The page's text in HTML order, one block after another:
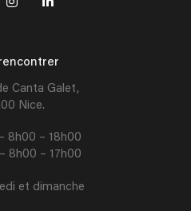
Canta Galet,
Nice.
8h00 – 18h00
– 17h00
et dimanche